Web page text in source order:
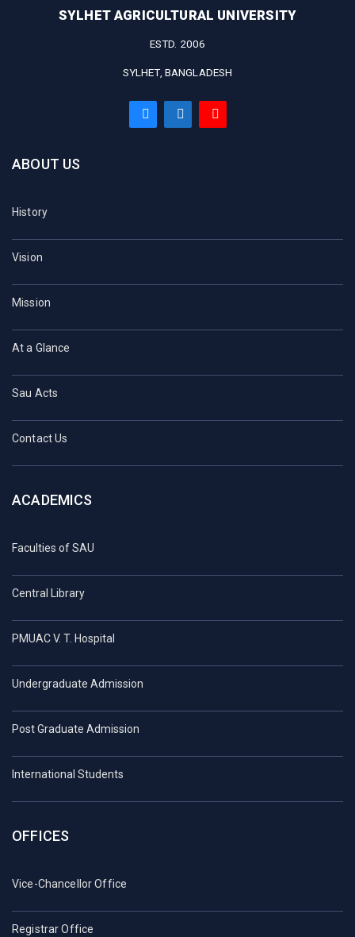
SYLHET AGRICULTURAL UNIVERSITY
ESTD. 2006
SYLHET, BANGLADESH
ABOUT US
History
Vision
Mission
At a Glance
Sau Acts
Contact Us
ACADEMICS
Faculties of SAU
Central Library
PMUAC V. T. Hospital
Undergraduate Admission
Post Graduate Admission
International Students
OFFICES
Vice-Chancellor Office
Registrar Office